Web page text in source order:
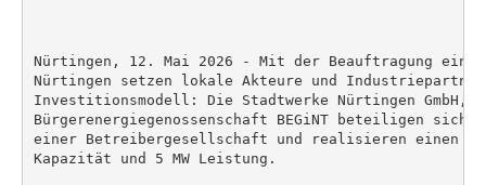
Nürtingen, 12. Mai 2026 - Mit der Beauftragung
Nürtingen setzen lokale Akteure und Industriepartner
Investitionsmodell: Die Stadtwerke Nürtingen GmbH,
Bürgerenergiegenossenschaft BEGiNT beteiligen sich
einer Betreibergesellschaft und realisieren einen
Kapazität und 5 MW Leistung.